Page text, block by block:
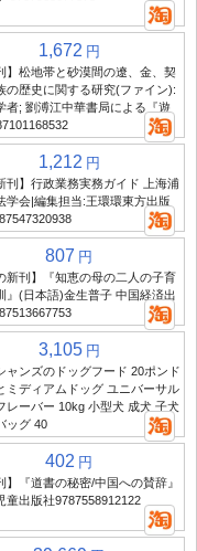
1,672 円
】松地帯と砂漠間の遼、金、契
の歴史に関する研究(ファイン):
者; 劉溥江中華書局による『遊
1,212 円
刊】行政業務実務ガイド 上海浦
学会|編集担当:王環環東方出版
807 円
新刊】『知恵の母の二人の子育
』(日本語)金生普子 中国経済出
3,105 円
ャンズのドッグフード 20ポンド
ミディアムドッグ ユニバーサル
レーバー 10kg 小型犬 成犬 子犬
ッグ 40
402 円
】『道書の秘密/中国への賛辞』
童出版社9787558912122